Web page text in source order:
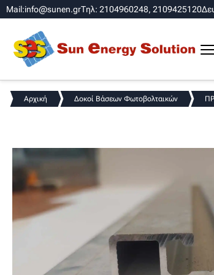
Mail:info@sunen.grΤηλ: 2104960248, 2109425120
Αρχική Δοκοί Βάσεων Φωτοβολταικών